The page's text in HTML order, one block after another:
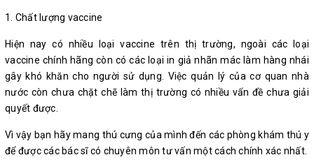
1. Chất lượng vaccine
Hiện nay có nhiều loại vaccine trên thị trường, ngoài các loại
vaccine chính hãng còn có các loại in giả nhãn mác làm hàng nhái
gây khó khăn cho người sử dụng. Việc quản lý của cơ quan nhà
nước còn chưa chặt chẽ làm thị trường có nhiều vấn đề chưa giải
quyết được.
Vì vậy bạn hãy mang thú cưng của mình đến các phòng khám thú y
để được các bác sĩ có chuyên môn tư vấn một cách chính xác nhất.